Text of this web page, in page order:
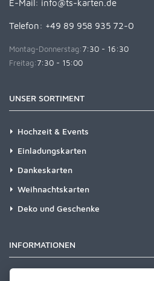
E-Mail: info@ts-karten.de
Telefon: +49 89 958 935 72-0
Montag-Donnerstag:7:30 - 16:30
Freitag:7:30 - 15:00
UNSER SORTIMENT
Hochzeit & Events
Einladungskarten
Dankeskarten
Weihnachtskarten
Deko und Geschenke
INFORMATIONEN